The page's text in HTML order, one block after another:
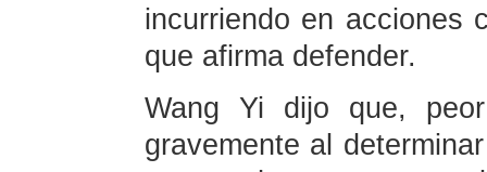
incurriendo en acciones
que afirma defender.
Wang Yi dijo que,
gravemente al